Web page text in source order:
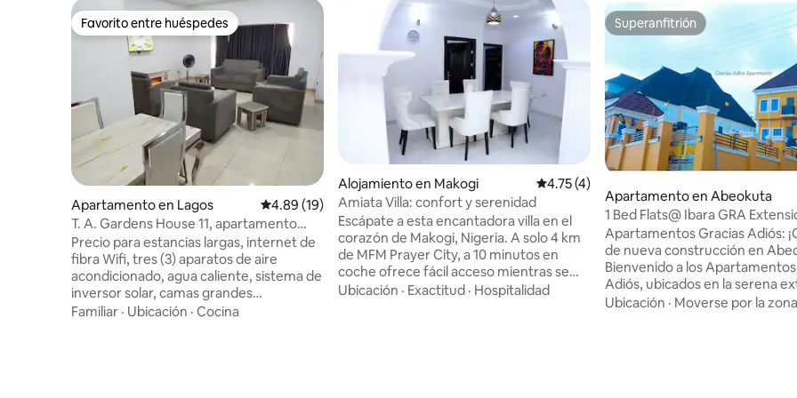
Favorito entre huéspedes
Favorito entre huéspedes
Apartamento en Lagos Calificación promedio: 4.89 de 5, 19 reseñas
4.89 (19)
T. A. Gardens House 11, apartamento
entero de 3 dormitorios
Precio para estancias largas, internet de
fibra Wifi, tres (3) aparatos de aire
acondicionado, agua caliente, sistema de
inversor solar, camas grandes
aseguradas, patio trasero privado,
Familiar · Ubicación · Cocina
Alojamiento en Makogi Calificación promedio: 4.75 de 5, 4 reseñas
4.75 (4)
Amiata Villa: confort y serenidad
Escápate a esta encantadora villa en el
corazón de Makogi, Nigeria. A solo 4 km
de MFM Prayer City, a 10 minutos en
coche ofrece fácil acceso mientras se
mantiene la paz de la vida del pueblo. A
Ubicación · Exactitud · Hospitalidad
Superanfitrión
Superanfitrión
Apartamento en Abeokuta
1 Bed Flats@ Ibara GRA
Apartamentos Gracias Adiós:
de nueva construcción en
Bienvenido a los
Adiós, ubicados en la serena
de Ibara GRA. Nuestro
Ubicación · Moverse por la zona